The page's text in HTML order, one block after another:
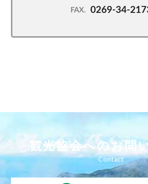
FAX. 0269-34-
観光協会へのお問